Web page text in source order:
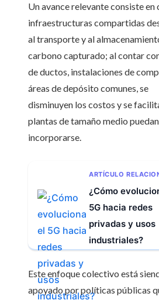
Un avance relevante consiste en
infraestructuras compartidas
al transporte y al
carbono capturado; al contar
de ductos, instalaciones de
áreas de depósito comunes, se
disminuyen los costos y se
plantas de tamaño medio puedan
incorporarse.
ARTÍCULO
¿Cómo
5G hacia redes
privadas y usos
industriales?
Este enfoque colectivo está
apoyado por políticas públicas